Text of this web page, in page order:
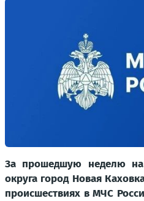
За прошедшую неделю на
округа город Новая
происшествиях в МЧС